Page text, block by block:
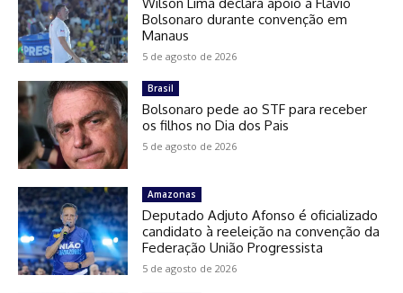
Bolsonaro durante convenção em
Manaus
5 de agosto de 2026
Brasil
Bolsonaro pede ao STF para receber
os filhos no Dia dos Pais
5 de agosto de 2026
Amazonas
Deputado Adjuto Afonso é oficializado
candidato à reeleição na convenção da
Federação União Progressista
5 de agosto de 2026